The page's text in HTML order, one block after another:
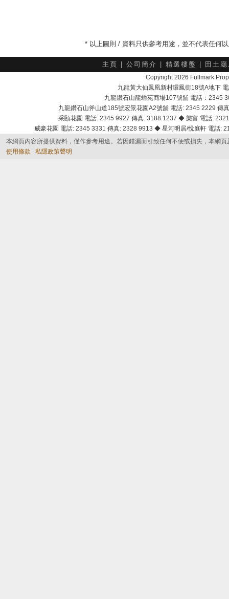
* 以上圖則 / 資料只供參考用途，並不代表任何
主頁 公司簡介 精選樓盤 田土
Copyright 2026 Fullmark
九龍黃大仙鳳凰新村環鳳街18號A地下
九龍鑽石山龍蟠苑商場107號舖 電話：2345
九龍鑽石山斧山道185號宏景花園A2號舖 電話: 2345 2229
采頣花園 電話: 2345 9927 傳真: 3188 1237 ◆ 樂富 電話:
威豪花園 電話: 2345 3331 傳真: 2328 9913 ◆ 星河明居/悅庭軒 電話
本網頁內容所提供資料，僅作參考用途。若因錯漏而引致任何不便或損失，本網
使用條款
私隱政策聲明